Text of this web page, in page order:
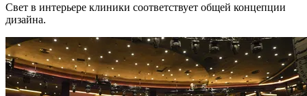
Свет в интерьере клиники соответствует общей концепции
дизайна.